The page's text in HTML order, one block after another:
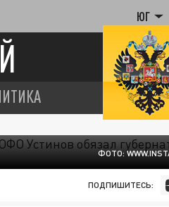
ЮГ
ФОТО:
ПОДПИШИТЕСЬ: